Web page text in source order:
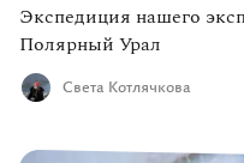
Экспедиция нашего
Полярный Урал
Света Котлячкова